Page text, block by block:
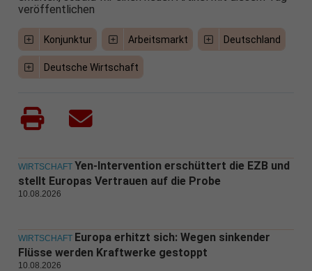
veröffentlichen
Konjunktur Arbeitsmarkt Deutschland
Deutsche Wirtschaft
WIRTSCHAFT Yen-Intervention erschüttert die EZB und
stellt Europas Vertrauen auf die Probe
10.08.2026
WIRTSCHAFT Europa erhitzt sich: Wegen sinkender
Flüsse werden Kraftwerke gestoppt
10.08.2026